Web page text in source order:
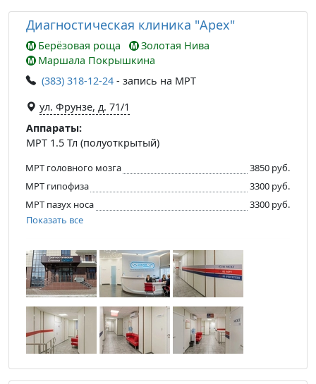
Диагностическая клиника "Apex"
Берёзовая роща
Золотая Нива
Маршала Покрышкина
(383) 318-12-24 - запись на МРТ
ул. Фрунзе, д. 71/1
Аппараты:
МРТ 1.5 Тл (полуоткрытый)
МРТ головного мозга
3850 руб.
МРТ гипофиза
3300 руб.
МРТ пазух носа
3300 руб.
Показать все